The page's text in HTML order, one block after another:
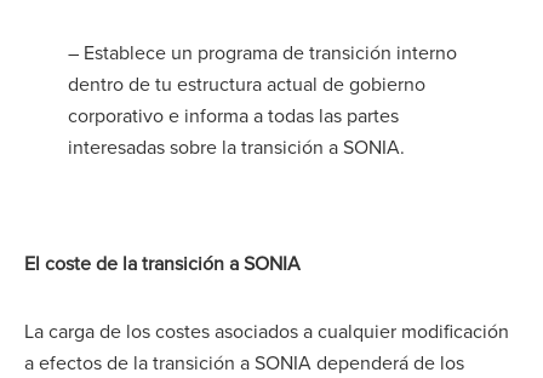
– Establece un programa de transición interno
dentro de tu estructura actual de gobierno
corporativo e informa a todas las partes
interesadas sobre la transición a SONIA.
El coste de la transición a SONIA
La carga de los costes asociados a cualquier modificación
a efectos de la transición a SONIA dependerá de los